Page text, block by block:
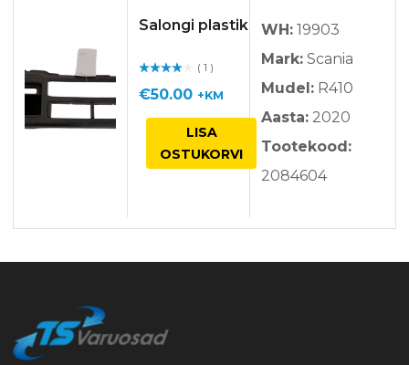
Salongi plastik
guga / 5
( 1 )
€50.00 +KM
LISA
OSTUKORVI
WH: 19903
Mark: Scania
Mudel: R410
Aasta: 2020
Tootekood:
2084604